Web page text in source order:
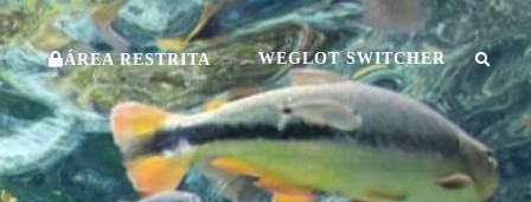
ÁREA RESTRITA WEGLOT SWITCHER